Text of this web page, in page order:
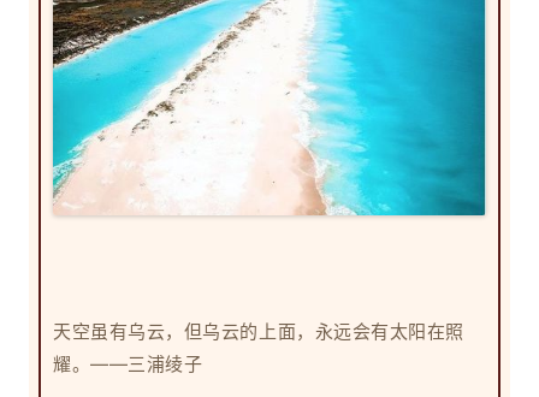
天空虽有乌云，但乌云的上面，永远会有太阳在照
耀。——三浦绫子